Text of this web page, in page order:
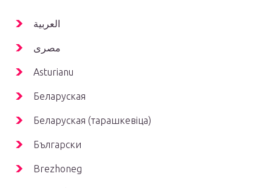
العربية
مصرى
Asturianu
Беларуская
Беларуская (тарашкевіца)
Български
Brezhoneg